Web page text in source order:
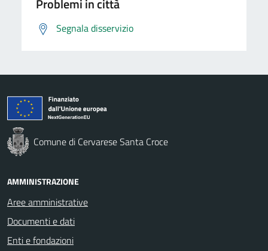
Problemi in città
Segnala disservizio
Comune di Cervarese Santa Croce
AMMINISTRAZIONE
Aree amministrative
Documenti e dati
Enti e fondazioni